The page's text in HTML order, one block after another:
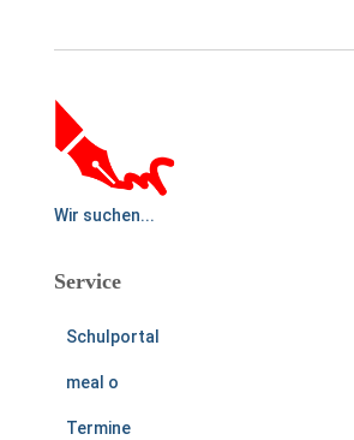
Wir suchen...
Service
Schulportal
meal o
Termine